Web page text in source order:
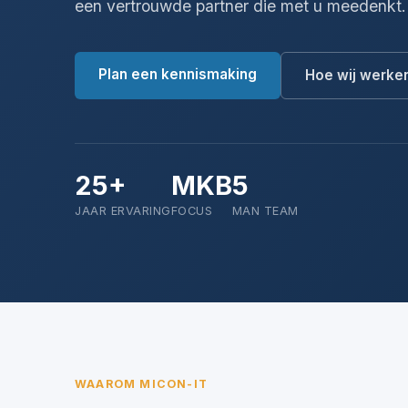
een vertrouwde partner die met u meedenkt.
Plan een kennismaking Hoe wij
25+
JAAR ERVARING
MKB
FOCUS
5
MAN TEAM
WAAROM MICON-IT